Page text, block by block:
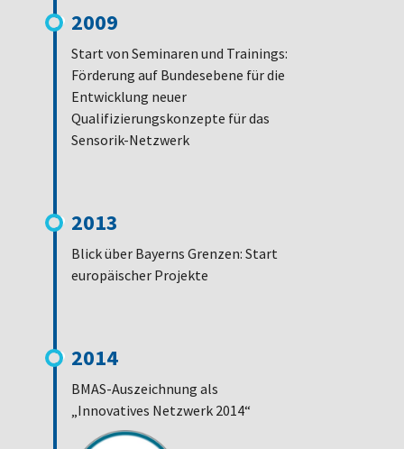
2009
Start von Seminaren und Trainings:
Förderung auf Bundesebene für die
Entwicklung neuer
Qualifizierungskonzepte für das
Sensorik-Netzwerk
2013
Blick über Bayerns Grenzen: Start
europäischer Projekte
2014
BMAS-Auszeichnung als
„Innovatives Netzwerk 2014“